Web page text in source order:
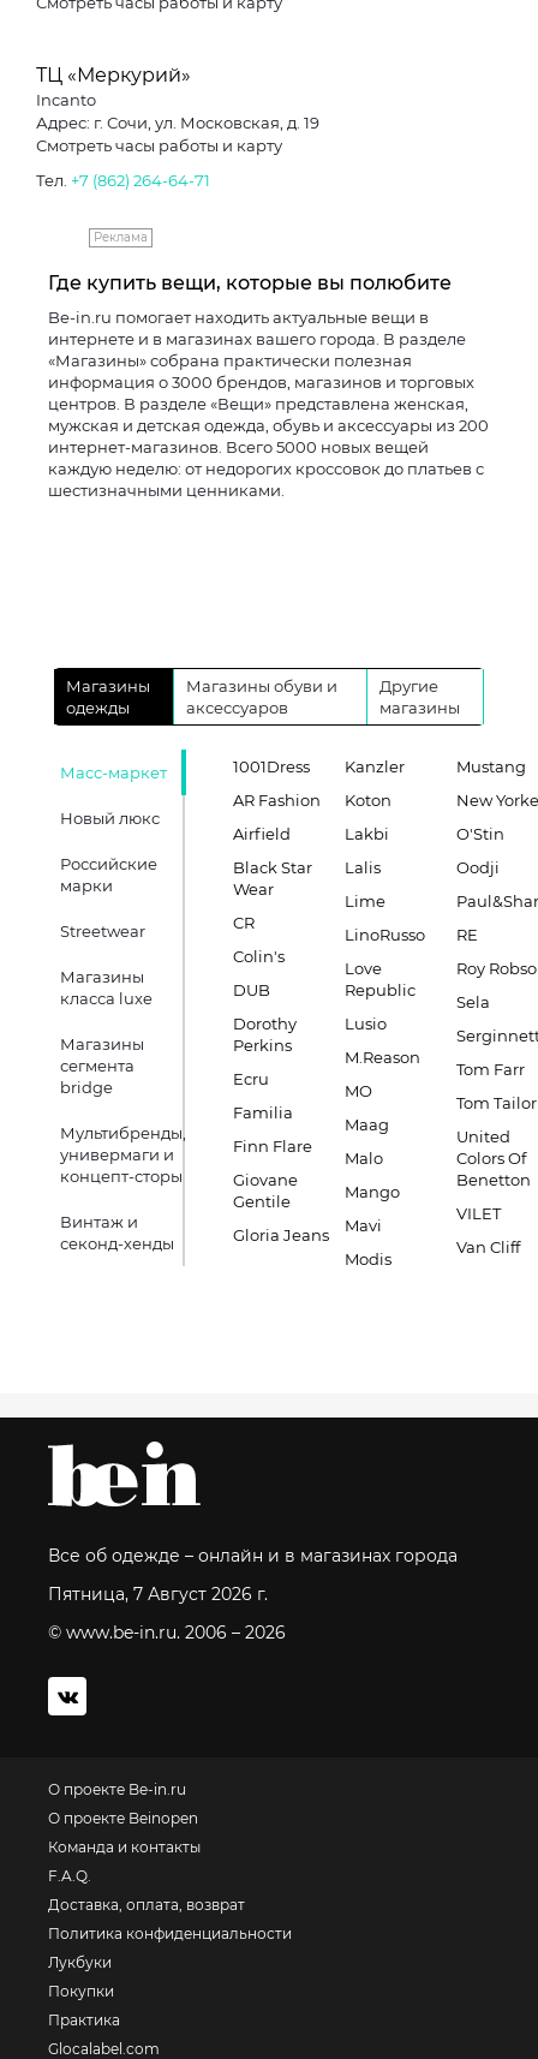
ТЦ «Меркурий»
Incanto
Адрес: г. Сочи, ул. Московская, д. 19
Смотреть часы работы и карту
Тел. +7 (862) 264-64-71
Реклама
Где купить вещи, которые вы полюбите
Be-in.ru помогает находить актуальные вещи в
интернете и в магазинах вашего города. В разделе
«Магазины» собрана практически полезная
информация о 3000 брендов, магазинов и торговых
центров. В разделе «Вещи» представлена женская,
мужская и детская одежда, обувь и аксессуары из 200
интернет-магазинов. Всего 5000 новых вещей
каждую неделю: от недорогих кроссовок до платьев с
шестизначными ценниками.
Магазины
одежды
Магазины обуви и
аксессуаров
Другие
магазины
Масс-маркет
Новый люкс
Российские
марки
Streetwear
Магазины
класса luxe
Магазины
сегмента
bridge
Мультибренды,
универмаги и
концепт-сторы
Винтаж и
секонд-хенды
1001Dress
AR Fashion
Airfield
Black Star
Wear
CR
Colin's
DUB
Dorothy
Perkins
Ecru
Familia
Finn Flare
Giovane
Gentile
Gloria Jeans
Kanzler
Koton
Lakbi
Lalis
Lime
LinoRusso
Love
Republic
Lusio
M.Reason
MO
Maag
Malo
Mango
Mavi
Modis
Mustang
New
O'Stin
Oodji
RE
Roy
Sela
Tom Farr
Tom Tailor
United
Colors Of
Benetton
VILET
Van Cliff
Все об одежде – онлайн и в магазинах города
Пятница, 7 Август 2026 г.
© www.be-in.ru. 2006 – 2026
О проекте Be-in.ru
О проекте Beinopen
Команда и контакты
F.A.Q.
Доставка, оплата, возврат
Политика конфиденциальности
Лукбуки
Покупки
Практика
Glocalabel.com